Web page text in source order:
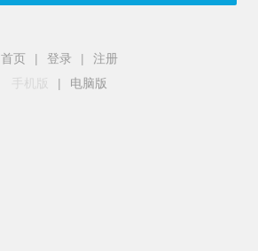
首页 | 登录 |
注册
手机版
| 电脑版